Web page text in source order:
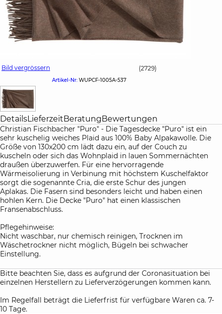
Bild vergrössern (2729)
Artikel-Nr: WUPCF-1005A-537
DetailsLieferzeitBeratungBewertungen
Christian Fischbacher "Puro" - Die Tagesdecke "Puro" ist ein
sehr kuschelig weiches Plaid aus 100% Baby Alpakawolle. Die
Größe von 130x200 cm lädt dazu ein, auf der Couch zu
kuscheln oder sich das Wohnplaid in lauen Sommernächten
draußen überzuwerfen. Für eine hervorragende
Wärmeisolierung in Verbinung mit höchstem Kuschelfaktor
sorgt die sogenannte Cria, die erste Schur des jungen
Aplakas. Die Fasern sind besonders leicht und haben einen
hohlen Kern. Die Decke "Puro" hat einen klassischen
Fransenabschluss.
Pflegehinweise:
Nicht waschbar, nur chemisch reinigen, Trocknen im
Wäschetrockner nicht möglich, Bügeln bei schwacher
Einstellung.
Bitte beachten Sie, dass es aufgrund der Coronasituation bei
einzelnen Herstellern zu Lieferverzögerungen kommen kann.
Im Regelfall beträgt die Lieferfrist für verfügbare Waren ca. 7-
10 Tage.